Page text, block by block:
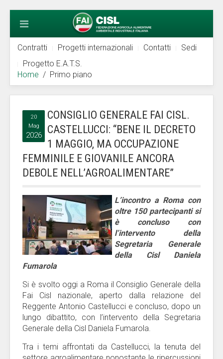
Contratti Progetti internazionali Contatti
Sedi
Progetto E.A.T.S.
Home
Primo piano
20
Mag
2026
CONSIGLIO GENERALE FAI CISL.
CASTELLUCCI: “BENE IL DECRETO
1 MAGGIO, MA OCCUPAZIONE
FEMMINILE E GIOVANILE ANCORA
DEBOLE NELL’AGROALIMENTARE”
L’incontro a Roma con
oltre 150 partecipanti si
è concluso con
l’intervento della
Segretaria Generale
della Cisl Daniela
Fumarola
Si è svolto oggi a Roma il Consiglio Generale della
Fai Cisl nazionale, aperto dalla relazione del
Reggente Antonio Castellucci e concluso, dopo un
lungo dibattito, con l’intervento della Segretaria
Generale della Cisl Daniela Fumarola.
Tra i temi affrontati da Castellucci, la tenuta del